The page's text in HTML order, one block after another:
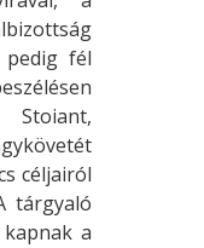
pedig fél
céljairól
tárgyaló
a